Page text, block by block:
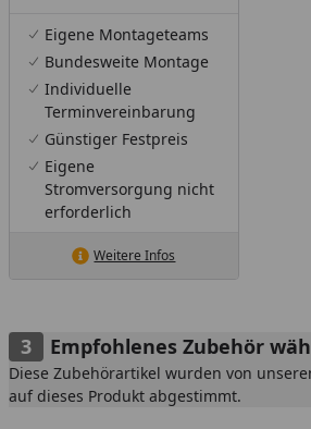
Eigene Montageteams
Bundesweite Montage
Individuelle
Terminvereinbarung
Günstiger Festpreis
Eigene
Stromversorgung nicht
erforderlich
Weitere Infos
Empfohlenes Zubehör
Diese Zubehörartikel wurden von
auf dieses Produkt abgestimmt.